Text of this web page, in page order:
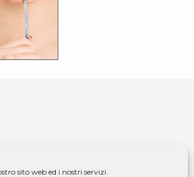
sito web ed i nostri servizi.
unico | CF/P.IVA 07979550154